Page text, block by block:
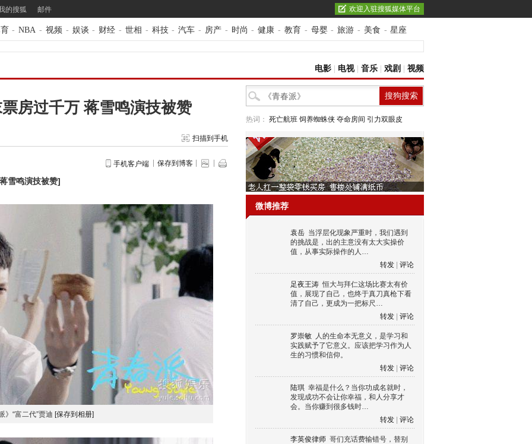
的搜狐 邮件 欢迎入驻搜狐媒体平台
- NBA - 视频 - 娱谈 - 财经 - 世相 - 科技 - 汽车 - 房产 - 时尚 - 健康 - 教育 - 母婴 - 旅游 - 美食 - 星座
电影 电视| 音乐 戏剧 视频
房过千万 蒋雪鸣演技被赞
扫描到手机
手机客户端 保存到博客
雪鸣演技被赞]
》“富二代”贾迪 [保存到相册]
热词： 死亡航班 饲养蜘蛛侠 夺命房间 引力双眼皮
微博推荐
袁岳 当浮层化现象严重时，我们遇到
的挑战是，出的主意没有太大实操价
值，从事实际操作的人…
转发
评论
足夜王涛 恒大与拜仁这场比赛太有价
值，展现了自己，也终于真刀真枪下看
清了自己，更成为一把标尺…
转发
评论
罗崇敏 人的生命本无意义，是学习和
实践赋予了它意义。应该把学习作为人
生的习惯和信仰。
转发
评论
陆琪 幸福是什么？当你功成名就时，
发现成功不会让你幸福，和人分享才
会。当你赚到很多钱时…
转发
评论
李英俊律师 哥们充话费输错号，替别